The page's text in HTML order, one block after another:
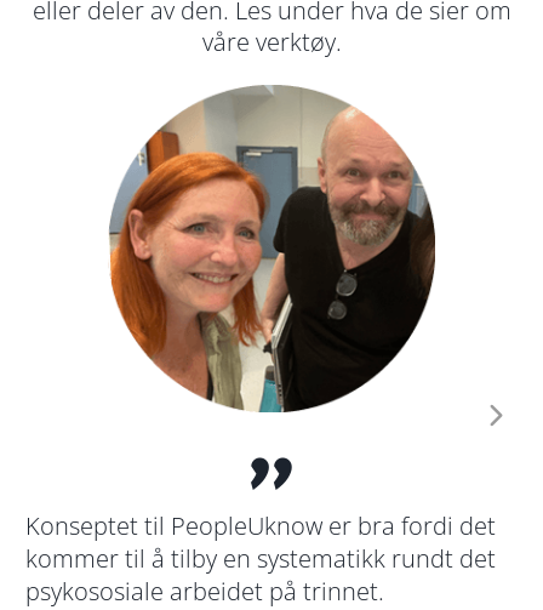
eller deler av den. Les under hva de sier om
våre verktøy.
"
Konseptet til PeopleUknow er bra fordi det
kommer til å tilby en systematikk rundt det
psykososiale arbeidet på trinnet.